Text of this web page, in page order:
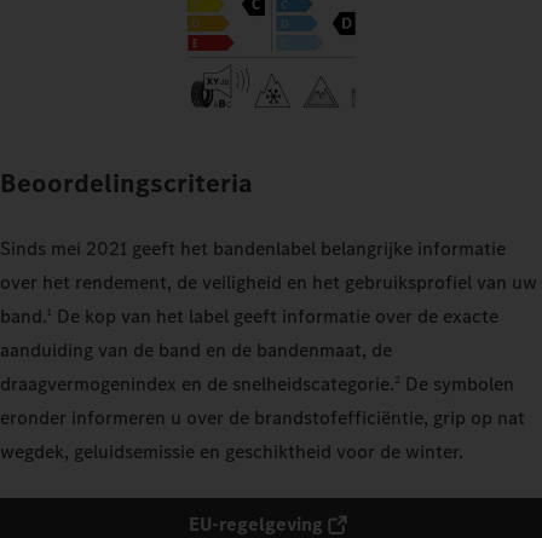
Beoordelingscriteria
Sinds mei 2021 geeft het bandenlabel belangrijke informatie
over het rendement, de veiligheid en het gebruiksprofiel van uw
band.1 De kop van het label geeft informatie over de exacte
aanduiding van de band en de bandenmaat, de
draagvermogenindex en de snelheidscategorie.2 De symbolen
eronder informeren u over de brandstofefficiëntie, grip op nat
wegdek, geluidsemissie en geschiktheid voor de winter.
EU-regelgeving